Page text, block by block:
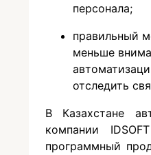
персонала;
правильный
меньше
отследить
В Казахстане
компании
программный